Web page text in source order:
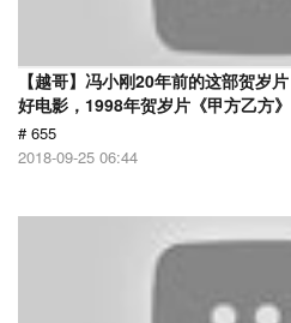
【越哥】冯小刚20年前的这部贺岁
好电影，1998年贺岁片《甲方乙方》
# 655
2018-09-25 06:44